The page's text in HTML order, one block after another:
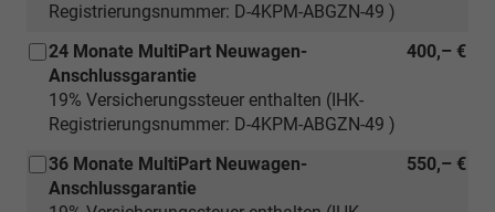
Registrierungsnummer: D-4KPM-ABGZN-49 )
400,– €
24 Monate MultiPart Neuwagen-
Anschlussgarantie
19% Versicherungssteuer enthalten (IHK-
Registrierungsnummer: D-4KPM-ABGZN-49 )
550,– €
36 Monate MultiPart Neuwagen-
Anschlussgarantie